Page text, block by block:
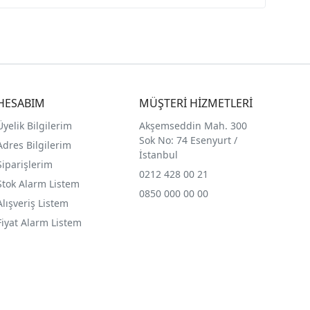
Bilgilerim
Bilgilerim
Alarm Listem
Listem
Alarm Listem
MÜŞTERİ HİZMETLERİ
Akşemseddin Mah. 300
Sok No: 74 Esenyurt /
İstanbul
0212 428 00 21
0850 000 00 00